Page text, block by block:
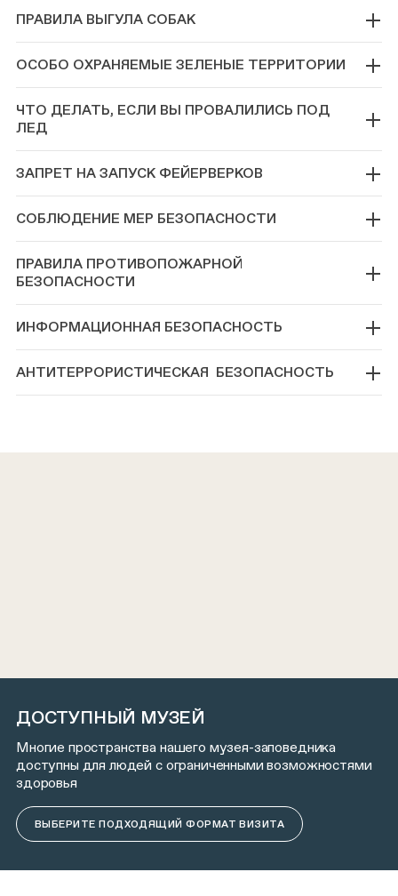
ПРАВИЛА ВЫГУЛА СОБАК
ОСОБО ОХРАНЯЕМЫЕ ЗЕЛЕНЫЕ ТЕРРИТОРИИ
ЧТО ДЕЛАТЬ, ЕСЛИ ВЫ ПРОВАЛИЛИСЬ ПОД
ЛЕД
ЗАПРЕТ НА ЗАПУСК ФЕЙЕРВЕРКОВ
СОБЛЮДЕНИЕ МЕР БЕЗОПАСНОСТИ
ПРАВИЛА ПРОТИВОПОЖАРНОЙ
БЕЗОПАСНОСТИ
ИНФОРМАЦИОННАЯ БЕЗОПАСНОСТЬ
АНТИТЕРРОРИСТИЧЕСКАЯ БЕЗОПАСНОСТЬ
ДОСТУПНЫЙ МУЗЕЙ
Многие пространства нашего музея-заповедника
доступны для людей с ограниченными возможностями
здоровья
ВЫБЕРИТЕ ПОДХОДЯЩИЙ ФОРМАТ ВИЗИТА